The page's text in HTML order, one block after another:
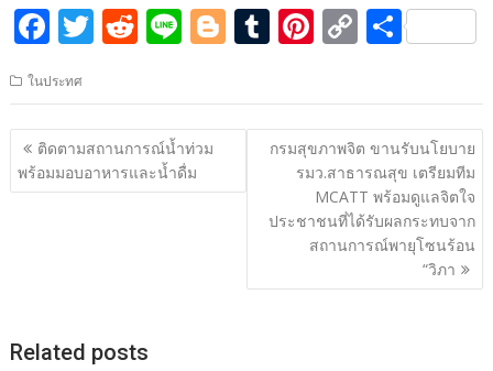
F
e
b
o
o
T
itt
er
R
d
di
t
Li
e
Bl
g
g
T
m
bl
r
Pi
er
e
st
C
p
y
Li
n
k
S
ar
e
ในประทศ
แนะแนว
เรื่อง
ติดตามสถานการณ์น้ำท่วม
พร้อมมอบอาหารและน้ำดื่ม
กรมสุขภาพจิต ขานรับนโยบาย
รมว.สาธารณสุข เตรียมทีม
MCATT พร้อมดูแลจิตใจ
ประชาชนที่ได้รับผลกระทบจาก
สถานการณ์พายุโซนร้อน
“วิภา
Related posts